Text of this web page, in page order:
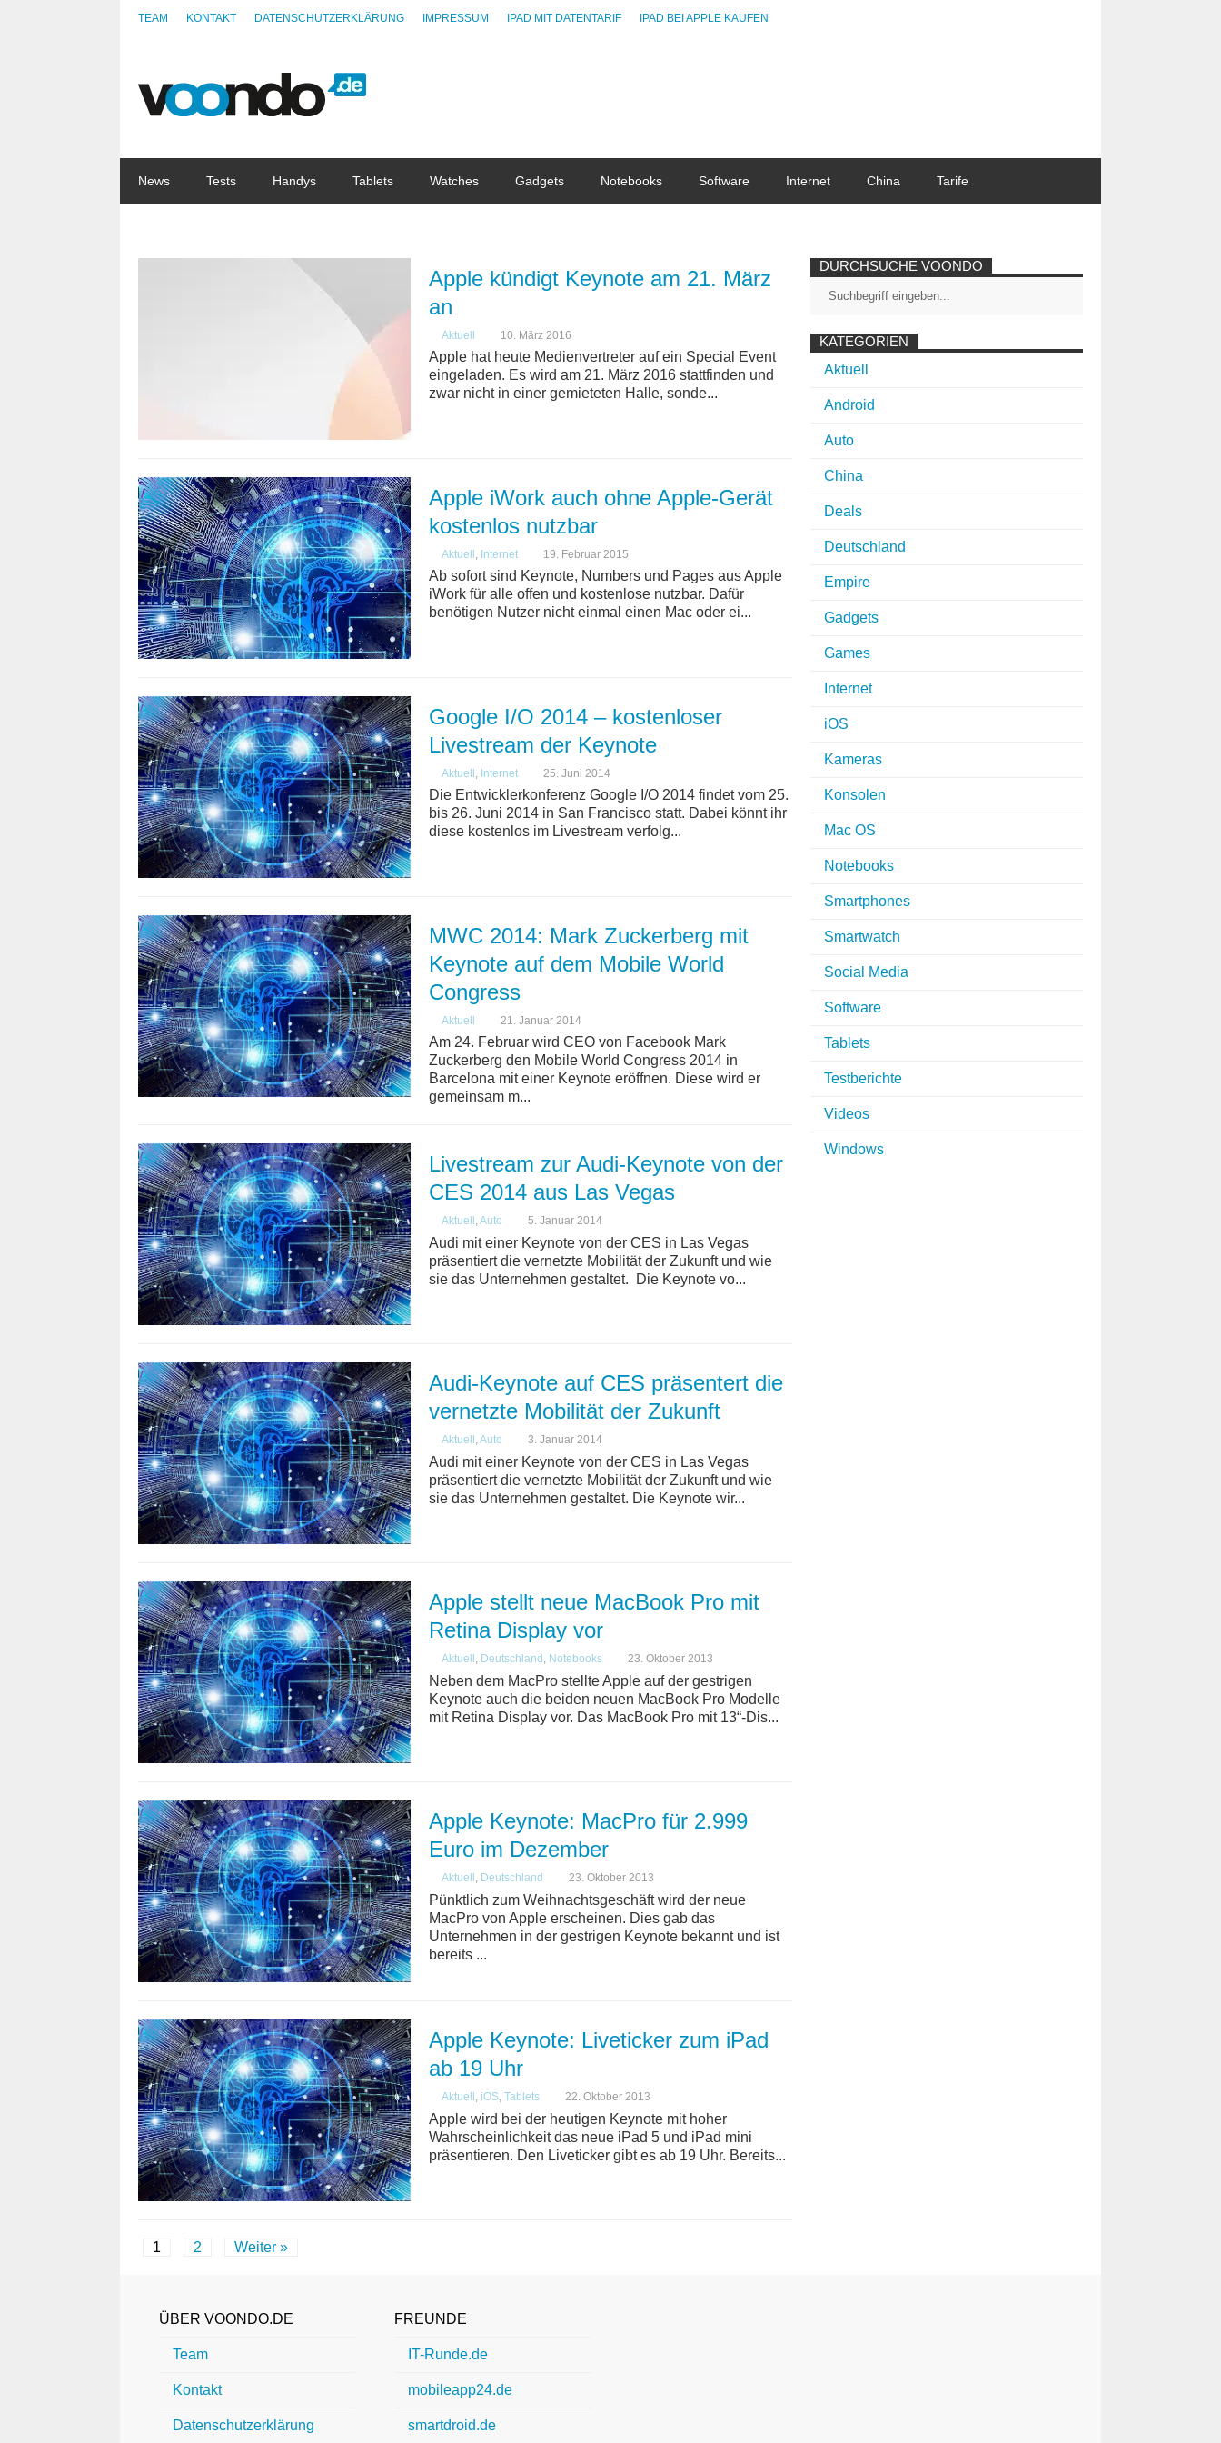
TEAM KONTAKT DATENSCHUTZERKLÄRUNG IMPRESSUM IPAD MIT DATENTARIF IPAD BEI APPLE KAUFEN
News Tests Handys Tablets Watches Gadgets Notebooks Software Internet China Tarife
Apple kündigt Keynote am 21. März
an
Aktuell 10. März 2016
Apple hat heute Medienvertreter auf ein Special Event
eingeladen. Es wird am 21. März 2016 stattfinden und
zwar nicht in einer gemieteten Halle, sonde...
Apple iWork auch ohne Apple-Gerät
kostenlos nutzbar
Aktuell , Internet 19. Februar 2015
Ab sofort sind Keynote, Numbers und Pages aus Apple
iWork für alle offen und kostenlose nutzbar. Dafür
benötigen Nutzer nicht einmal einen Mac oder ei...
Google I/O 2014 – kostenloser
Livestream der Keynote
Aktuell , Internet 25. Juni 2014
Die Entwicklerkonferenz Google I/O 2014 findet vom 25.
bis 26. Juni 2014 in San Francisco statt. Dabei könnt ihr
diese kostenlos im Livestream verfolg...
MWC 2014: Mark Zuckerberg mit
Keynote auf dem Mobile World
Congress
Aktuell 21. Januar 2014
Am 24. Februar wird CEO von Facebook Mark
Zuckerberg den Mobile World Congress 2014 in
Barcelona mit einer Keynote eröffnen. Diese wird er
gemeinsam m...
Livestream zur Audi-Keynote von der
CES 2014 aus Las Vegas
Aktuell ,Auto 5. Januar 2014
Audi mit einer Keynote von der CES in Las Vegas
präsentiert die vernetzte Mobilität der Zukunft und wie
sie das Unternehmen gestaltet. Die Keynote vo...
Audi-Keynote auf CES präsentert die
vernetzte Mobilität der Zukunft
Aktuell ,Auto 3. Januar 2014
Audi mit einer Keynote von der CES in Las Vegas
präsentiert die vernetzte Mobilität der Zukunft und wie
sie das Unternehmen gestaltet. Die Keynote wir...
Apple stellt neue MacBook Pro mit
Retina Display vor
Aktuell , Deutschland , Notebooks 23. Oktober 2013
Neben dem MacPro stellte Apple auf der gestrigen
Keynote auch die beiden neuen MacBook Pro Modelle
mit Retina Display vor. Das MacBook Pro mit 13“-Dis...
Apple Keynote: MacPro für 2.999
Euro im Dezember
Aktuell , Deutschland 23. Oktober 2013
Pünktlich zum Weihnachtsgeschäft wird der neue
MacPro von Apple erscheinen. Dies gab das
Unternehmen in der gestrigen Keynote bekannt und ist
bereits ...
Apple Keynote: Liveticker zum iPad
ab 19 Uhr
Aktuell , iOS, Tablets 22. Oktober 2013
Apple wird bei der heutigen Keynote mit hoher
Wahrscheinlichkeit das neue iPad 5 und iPad mini
präsentieren. Den Liveticker gibt es ab 19 Uhr. Bereits...
1 2 Weiter »
DURCHSUCHE VOONDO
KATEGORIEN
Aktuell
Android
Auto
China
Deals
Deutschland
Empire
Gadgets
Games
Internet
iOS
Kameras
Konsolen
Mac OS
Notebooks
Smartphones
Smartwatch
Social Media
Software
Tablets
Testberichte
Videos
Windows
ÜBER VOONDO.DE
Team
Kontakt
Datenschutzerklärung
FREUNDE
IT-Runde.de
mobileapp24.de
smartdroid.de